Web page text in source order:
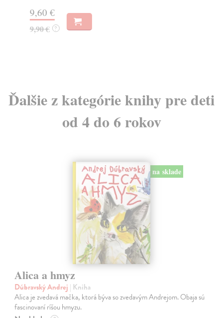
9,60 €
9,90 € ?
Ďalšie z kategórie knihy pre deti
od 4 do 6 rokov
na sklade
Alica a hmyz
Dúbravský Andrej | Kniha
Alica je zvedavá mačka, ktorá býva so zvedavým Andrejom. Obaja sú
fascinovaní ríšou hmyzu.